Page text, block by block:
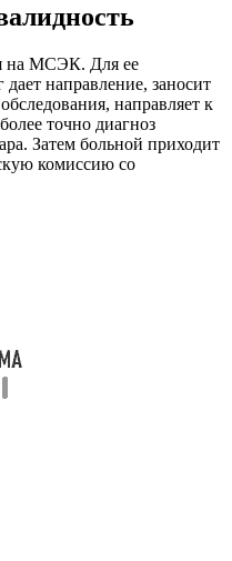
на МСЭК. Для ее
направление, заносит
направляет к
точно диагноз
Затем больной приходит
комиссию со